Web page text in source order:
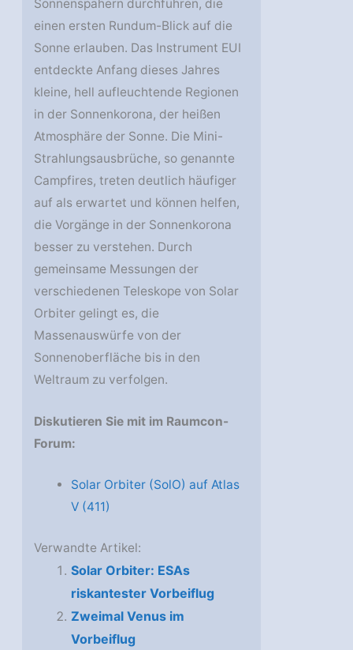
Sonnenspähern durchführen, die
einen ersten Rundum-Blick auf die
Sonne erlauben. Das Instrument EUI
entdeckte Anfang dieses Jahres
kleine, hell aufleuchtende Regionen
in der Sonnenkorona, der heißen
Atmosphäre der Sonne. Die Mini-
Strahlungsausbrüche, so genannte
Campfires, treten deutlich häufiger
auf als erwartet und können helfen,
die Vorgänge in der Sonnenkorona
besser zu verstehen. Durch
gemeinsame Messungen der
verschiedenen Teleskope von Solar
Orbiter gelingt es, die
Massenauswürfe von der
Sonnenoberfläche bis in den
Weltraum zu verfolgen.
Diskutieren Sie mit im Raumcon-
Forum:
Solar Orbiter (SolO) auf Atlas
V (411)
Verwandte Artikel:
Solar Orbiter: ESAs
riskantester Vorbeiflug
Zweimal Venus im
Vorbeiflug